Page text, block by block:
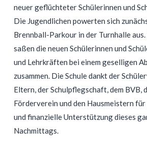
neuer geflüchteter Schülerinnen und
Die Jugendlichen powerten sich
Brennball-Parkour in der Turnhalle
saßen die neuen Schülerinnen und
und Lehrkräften bei einem geselligen
zusammen. Die Schule dankt der
Eltern, der Schulpflegschaft, dem BVB,
Förderverein und den Hausmeistern
und finanzielle Unterstützung dieses
Nachmittags.